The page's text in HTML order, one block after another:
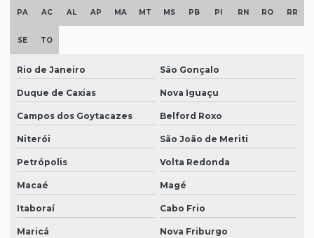
PA AC AL AP MA MT MS PB PI RN RO RR
SE TO
Rio de Janeiro São Gonçalo
Duque de Caxias Nova Iguaçu
Campos dos Goytacazes Belford Roxo
Niterói São João de Meriti
Petrópolis Volta Redonda
Macaé Magé
Itaboraí Cabo Frio
Maricá Nova Friburgo